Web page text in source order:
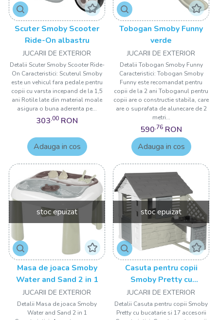
Scuter Smoby Scooter
Ride-On albastru
JUCARII DE EXTERIOR
Detalii Scuter Smoby Scooter Ride-
On Caracteristici: Scuterul Smoby
este un vehicul fara pedale pentru
copii cu varsta incepand de la 1,5
ani Rotile late din material moale
asigura o buna aderenta pe...
303,00 RON
Adauga in cos
Tobogan Smoby Funny
verde
JUCARII DE EXTERIOR
Detalii Tobogan Smoby Funny
Caracteristici: Tobogan Smoby
Funny este recomandat pentru
copii de la 2 ani Toboganul pentru
copii are o constructie stabila, care
are o suprafata de alunecare de 2
metri...
590,76 RON
Adauga in cos
stoc epuizat
Masa de joaca Smoby
Water and Sand 2 in 1
JUCARII DE EXTERIOR
Detalii Masa de joaca Smoby
Water and Sand 2 in 1
stoc epuizat
Casuta pentru copii
Smoby Pretty cu
bucatarie si 17 accesorii
JUCARII DE EXTERIOR
Detalii Casuta pentru copii Smoby
Pretty cu bucatarie si 17 accesorii